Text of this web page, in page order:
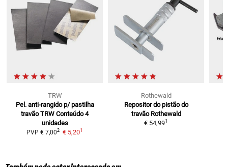
TRW
Pel. anti-rangido p/ pastilha
travão TRW Conteúdo 4
unidades
PVP € 7,002 € 5,201
Rothewald
Repositor do pistão do
travão Rothewald
€ 54,991